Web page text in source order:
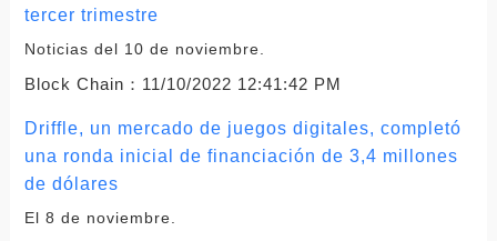
tercer trimestre
Noticias del 10 de noviembre.
Block Chain： 11/10/2022 12:41:42 PM
Driffle, un mercado de juegos digitales, completó
una ronda inicial de financiación de 3,4 millones
de dólares
El 8 de noviembre.